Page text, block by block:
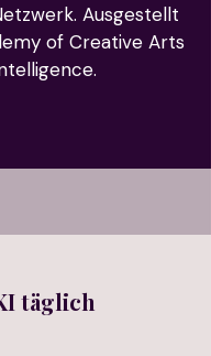
Ausgestellt
of Creative Arts
täglich